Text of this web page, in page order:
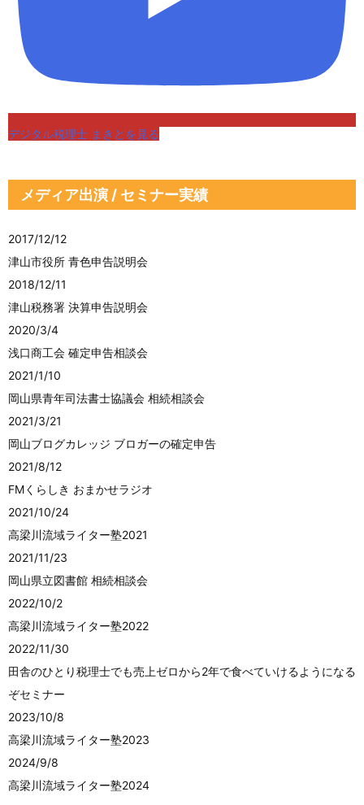
デジタル税理士 まきとを見る
メディア出演 / セミナー実績
2017/12/12
津山市役所 青色申告説明会
2018/12/11
津山税務署 決算申告説明会
2020/3/4
浅口商工会 確定申告相談会
2021/1/10
岡山県青年司法書士協議会 相続相談会
2021/3/21
岡山ブログカレッジ ブロガーの確定申告
2021/8/12
FMくらしき おまかせラジオ
2021/10/24
高梁川流域ライター塾2021
2021/11/23
岡山県立図書館 相続相談会
2022/10/2
高梁川流域ライター塾2022
2022/11/30
田舎のひとり税理士でも売上ゼロから2年で食べていけるようになる
ぞセミナー
2023/10/8
高梁川流域ライター塾2023
2024/9/8
高梁川流域ライター塾2024